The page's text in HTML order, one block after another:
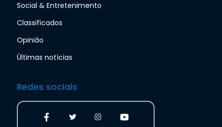
Social & Entretenimento
Classificados
Opinião
Últimas notícias
Redes sociais